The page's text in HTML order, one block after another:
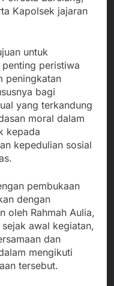
Kapolsek jajaran
untuk
peristiwa
peningkatan
bagi
yang terkandung
moral dalam
kepada
kepedulian sosial
pembukaan
dengan
oleh Rahmah Aulia,
awal kegiatan,
dan
mengikuti
tersebut.